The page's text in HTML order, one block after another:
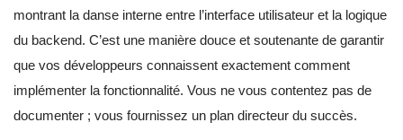
montrant la danse interne entre l’interface utilisateur et la logique
du backend. C’est une manière douce et soutenante de garantir
que vos développeurs connaissent exactement comment
implémenter la fonctionnalité. Vous ne vous contentez pas de
documenter ; vous fournissez un plan directeur du succès.